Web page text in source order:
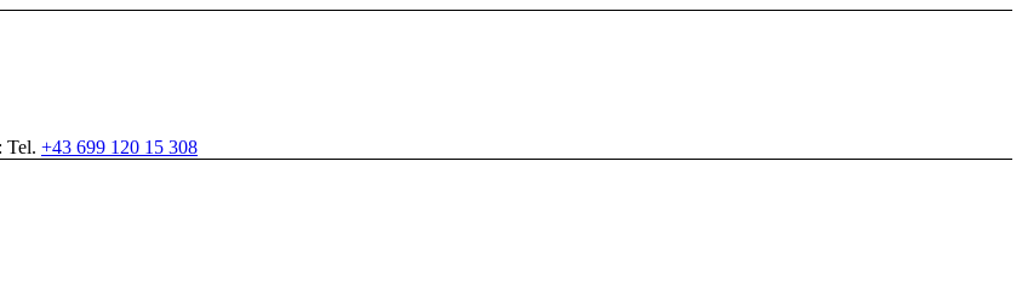
Tel. +43 699 120 15 308